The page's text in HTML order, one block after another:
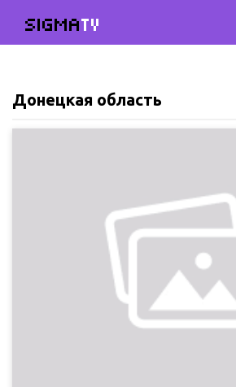
SIGMATV
Донецкая область